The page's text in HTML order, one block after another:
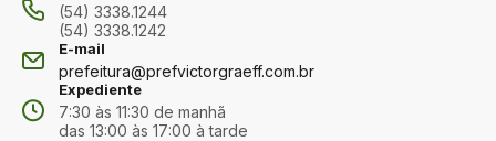
(54) 3338.1244
(54) 3338.1242
E-mail
prefeitura@prefvictorgraeff.com.br
Expediente
7:30 às 11:30 de manhã
das 13:00 às 17:00 à tarde